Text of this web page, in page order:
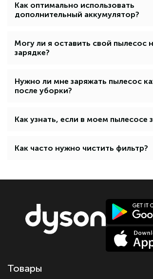
Как оптимально использовать
дополнительный аккумулятор?
Могу ли я оставить свой пылесос
зарядке?
Нужно ли мне заряжать пылесос
после уборки?
Как узнать, если в моем пылесосе
Как часто нужно чистить фильтр?
Товары